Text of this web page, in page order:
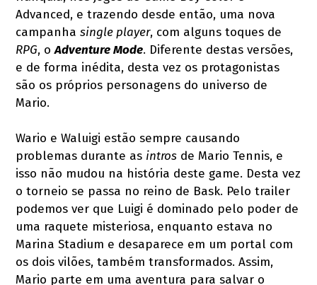
Advanced, e trazendo desde então, uma nova
campanhasingle player, com alguns toques de
RPG, oAdventure Mode. Diferente destas versões,
e de forma inédita, desta vez os protagonistas
são os próprios personagens do universo de
Mario.
Wario e Waluigi estão sempre causando
problemas durante as intros de Mario Tennis, e
isso não mudou na história deste game. Desta vez
o torneio se passa no reino de Bask. Pelo trailer
podemos ver que Luigi é dominado pelo poder de
uma raquete misteriosa, enquanto estava no
Marina Stadium e desaparece em um portal com
os dois vilões, também transformados. Assim,
Mario parte em uma aventura para salvar o